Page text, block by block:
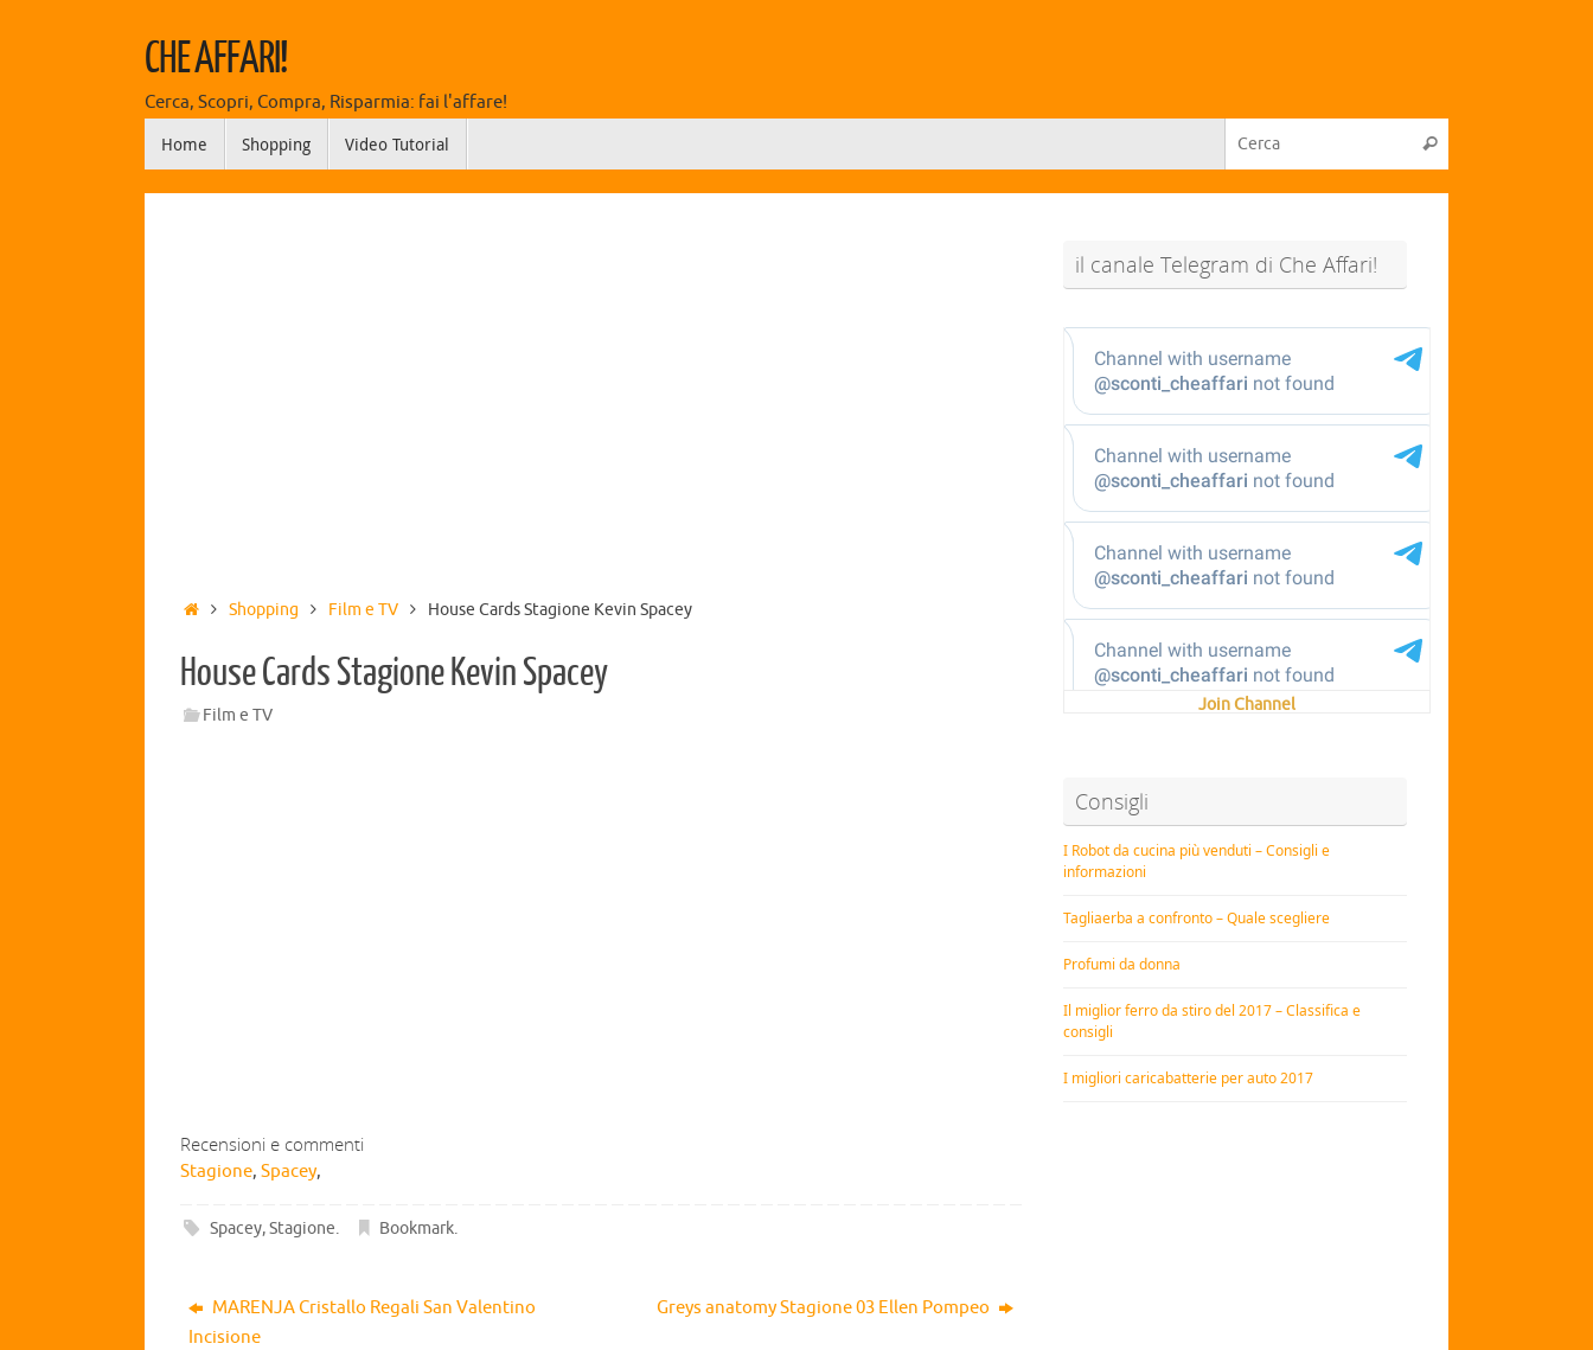
CHE AFFARI!
Cerca, Scopri, Compra, Risparmia: fai l'affare!
Home
Shopping Video Tutorial
Shopping Film e TV House Cards Stagione Kevin Spacey
House Cards Stagione Kevin Spacey
Film e TV
Recensioni e commenti
Stagione, Spacey,
Spacey,Stagione. Bookmark.
MARENJA Cristallo Regali San Valentino
Incisione
Greys anatomy Stagione 03 Ellen Pompeo
il canale Telegram di Che Affari!
Join Channel
Consigli
I Robot da cucina più venduti – Consigli e
informazioni
Tagliaerba a confronto – Quale scegliere
Profumi da donna
Il miglior ferro da stiro del 2017 – Classifica e
consigli
I migliori caricabatterie per auto 2017